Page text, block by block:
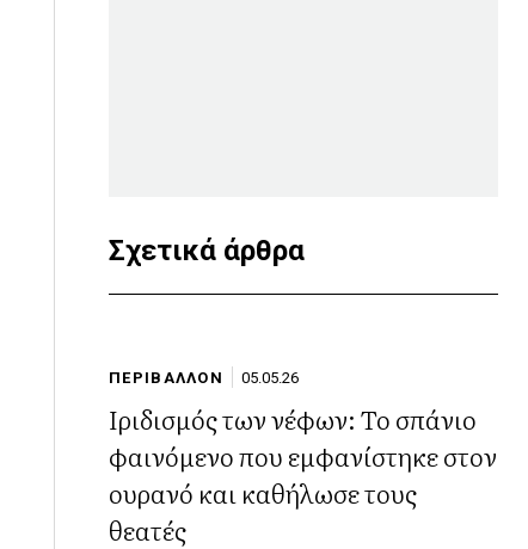
Σχετικά άρθρα
ΠΕΡΙΒΑΛΛΟΝ 05.05.26
Ιριδισμός των νέφων: Το σπάνιο
φαινόμενο που εμφανίστηκε στον
ουρανό και καθήλωσε τους
θεατές